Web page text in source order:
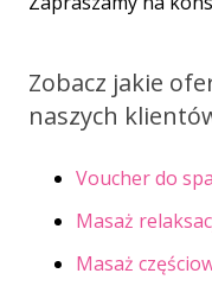
Zobacz jakie
naszych
Voucher do spa
Masaż
Masaż